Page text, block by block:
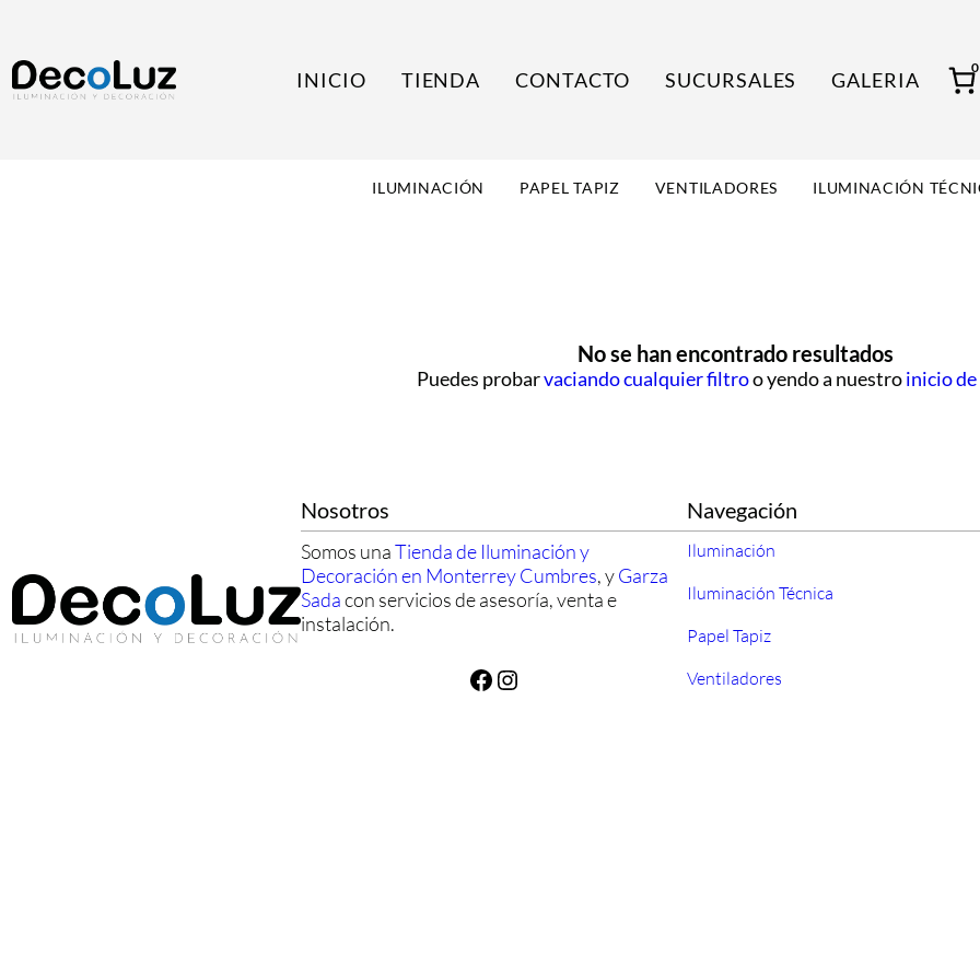
INICIO TIENDA CONTACTO SUCURSALES GALERIA
0
ILUMINACIÓN PAPEL TAPIZ VENTILADORES ILUMINACIÓN
No se han encontrado resultados
Puedes probarvaciando cualquier filtroo yendo a nuestroinicio
Nosotros
Somos unaTienda de Iluminación y
Decoración en Monterrey Cumbres, yGarza
Sadacon servicios de asesoría, venta e
instalación.
Facebook Instagram
Navegación
Iluminación
Iluminación Técnica
Papel Tapiz
Ventiladores